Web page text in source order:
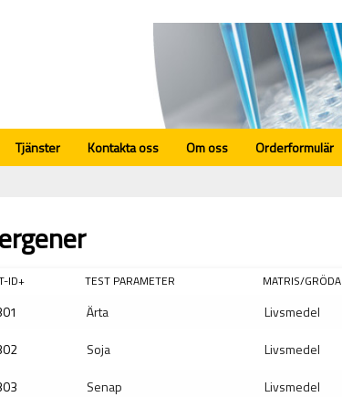
Tjänster Kontakta oss Om oss Orderformulär
ID+ TEST PARAMETER MATRIS/GRÖDA
Ärta Livsmedel
Soja Livsmedel
Senap Livsmedel